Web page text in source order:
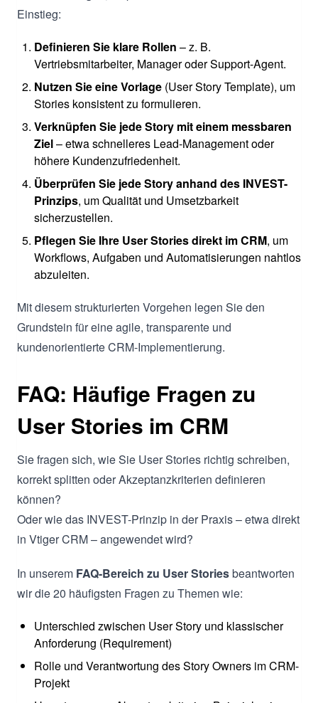
Einstieg:
Definieren Sie klare Rollen – z. B.
Vertriebsmitarbeiter, Manager oder Support-Agent.
Nutzen Sie eine Vorlage (User Story Template), um
Stories konsistent zu formulieren.
Verknüpfen Sie jede Story mit einem messbaren
Ziel– etwa schnelleres Lead-Management oder
höhere Kundenzufriedenheit.
Überprüfen Sie jede Story anhand des INVEST-
Prinzips, um Qualität und Umsetzbarkeit
sicherzustellen.
Pflegen Sie Ihre User Stories direkt im CRM, um
Workflows, Aufgaben und Automatisierungen nahtlos
abzuleiten.
Mit diesem strukturierten Vorgehen legen Sie den
Grundstein für eine agile, transparente und
kundenorientierte CRM-Implementierung.
FAQ: Häufige Fragen zu
User Stories im CRM
Sie fragen sich, wie Sie User Stories richtig schreiben,
korrekt splitten oder Akzeptanzkriterien definieren
können?
Oder wie das INVEST-Prinzip in der Praxis – etwa direkt
in Vtiger CRM – angewendet wird?
In unserem FAQ-Bereich zu User Storiesbeantworten
wir die 20 häufigsten Fragen zu Themen wie:
Unterschied zwischen User Story und klassischer
Anforderung (Requirement)
Rolle und Verantwortung des Story Owners im CRM-
Projekt